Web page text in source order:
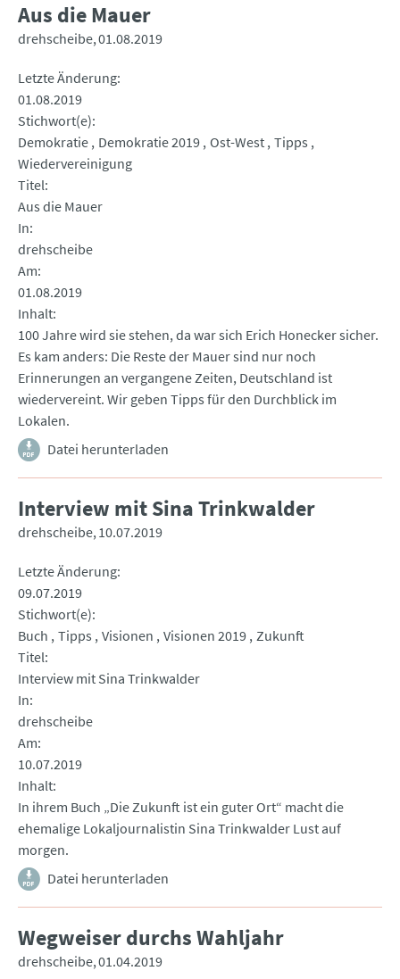
Aus die Mauer
drehscheibe 01.08.2019
Letzte Änderung
01.08.2019
Stichwort(e)
Demokratie Demokratie 2019 Ost-West Tipps
Wiedervereinigung
Titel
Aus die Mauer
In
drehscheibe
Am
01.08.2019
Inhalt
100 Jahre wird sie stehen, da war sich Erich Honecker sicher.
Es kam anders: Die Reste der Mauer sind nur noch
Erinnerungen an vergangene Zeiten, Deutschland ist
wiedervereint. Wir geben Tipps für den Durchblick im
Lokalen.
Datei herunterladen
Interview mit Sina Trinkwalder
drehscheibe 10.07.2019
Letzte Änderung
09.07.2019
Stichwort(e)
Buch Tipps Visionen Visionen 2019 Zukunft
Titel
Interview mit Sina Trinkwalder
In
drehscheibe
Am
10.07.2019
Inhalt
In ihrem Buch „Die Zukunft ist ein guter Ort“ macht die
ehemalige Lokaljournalistin Sina Trinkwalder Lust auf
morgen.
Datei herunterladen
Wegweiser durchs Wahljahr
drehscheibe 01.04.2019